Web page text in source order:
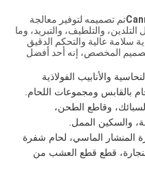
تم تصميمه لتوفير معالجة
والتلطيف، والتبريد، وما
سلامة عالية والتحكم الدقيق
المخصص، إنه أحد أفضل
والأنابيب الفولاذية
بالقابس ومجموعات اللحام.
وقاطع الطحن،
والسكين الممل.
المنشار الماسي، لحام شفرة
قطع قطع العشب من